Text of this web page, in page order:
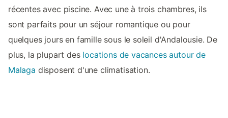
récentes avec piscine. Avec une à trois chambres, ils
sont parfaits pour un séjour romantique ou pour
quelques jours en famille sous le soleil d'Andalousie. De
plus, la plupart des locations de vacances autour de
Malaga disposent d'une climatisation.